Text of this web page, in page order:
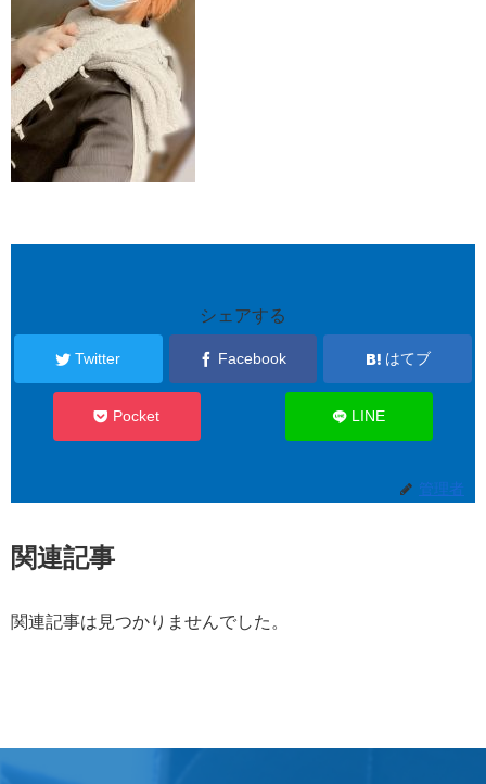
シェアする
Twitter Facebook はてブ
Pocket LINE
管理者
関連記事
関連記事は見つかりませんでした。